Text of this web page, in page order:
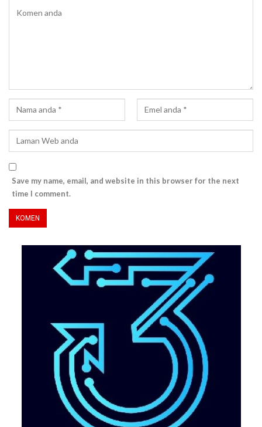
Save my name, email, and website in this browser for the next
time I comment.